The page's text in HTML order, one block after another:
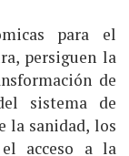
para el
persiguen la
de
sistema de
la sanidad, los
acceso a la